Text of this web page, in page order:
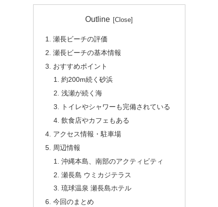
Outline
瀬長ビーチの評価
瀬長ビーチの基本情報
おすすめポイント
約200m続く砂浜
浅瀬が続く海
トイレやシャワーも完備されている
飲食店やカフェもある
アクセス情報・駐車場
周辺情報
沖縄本島、南部のアクティビティ
瀬長島 ウミカジテラス
琉球温泉 瀬長島ホテル
今回のまとめ